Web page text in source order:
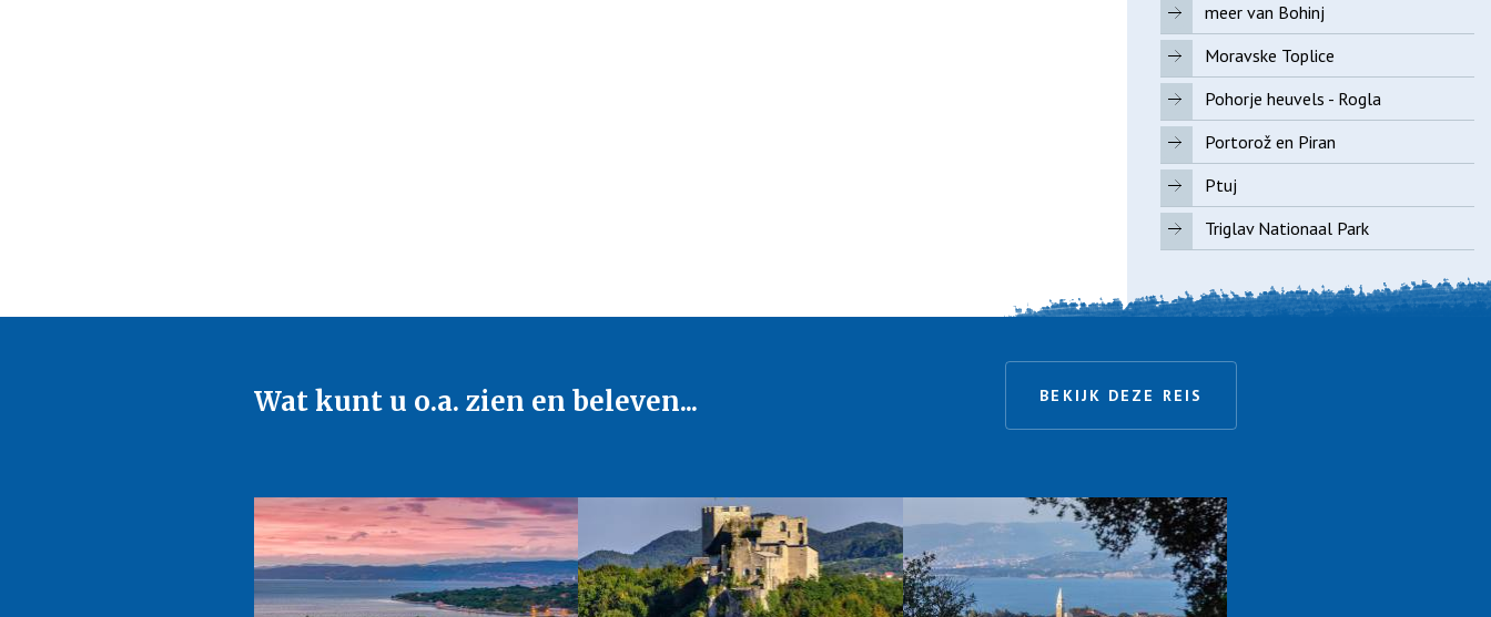
meer van Bohinj
Moravske Toplice
Pohorje heuvels - Rogla
Portorož en Piran
Ptuj
Triglav Nationaal Park
Wat kunt u o.a. zien en beleven... BEKIJK DEZE REIS